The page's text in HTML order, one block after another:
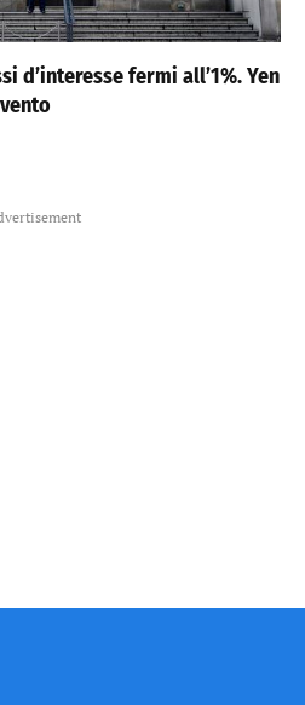
d’interesse fermi all’1%. Yen